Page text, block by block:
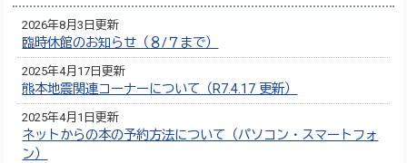
2026年8月3日更新
臨時休館のお知らせ（８/７まで）
2025年4月17日更新
熊本地震関連コーナーについて（R7.4.17 更新）
2025年4月1日更新
ネットからの本の予約方法について（パソコン・スマートフォ
ン）